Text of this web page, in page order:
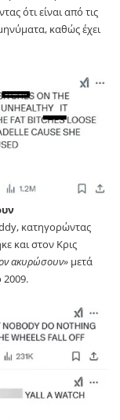
ότι είναι από τις
καθώς έχει
κατηγορώντας
και στον Κρις
ακυρώσουν» μετά
2009.